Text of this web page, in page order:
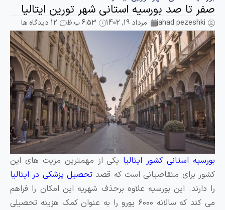
صد بورسیه استانی شهر تورین ایتالیا
jahad مرداد 19, 1402 6:53 ب.ظ 12 دیدگاه ها
استانی کشور ایتالیا
یکی از مهمترین مزیت های این
برای متقاضیانی است که قصدتحصیل پزشکی در ایتالیا
این بورسیه علاوه برحذف شهریه این امکان را فراهم
می کند که سالانه ۶۰۰۰ یورو را به عنوان کمک هزینه تحصیلی